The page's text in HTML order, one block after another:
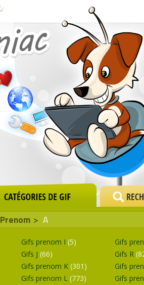
Prenom > A
Gifs prenom I (5)
Gifs J (66)
Gifs prenom K (301)
Gifs prenom L (773)
Gifs
Gifs R
Gifs
Gifs